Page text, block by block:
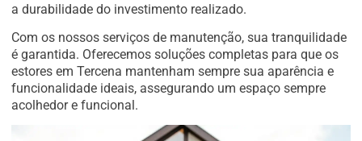
a durabilidade do investimento realizado.
Com os nossos serviços de manutenção, sua tranquilidade
é garantida. Oferecemos soluções completas para que os
estores em Tercena mantenham sempre sua aparência e
funcionalidade ideais, assegurando um espaço sempre
acolhedor e funcional.